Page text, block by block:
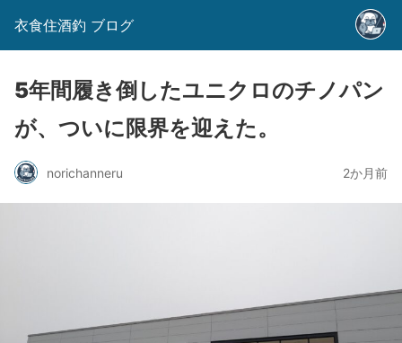
衣食住酒釣 ブログ
5年間履き倒したユニクロのチノパン
が、ついに限界を迎えた。
norichanneru 2か月前